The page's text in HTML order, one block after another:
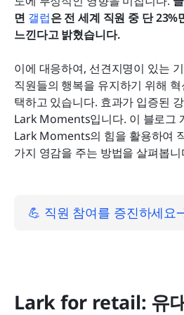
면 갤럽은 전 세계 직원 중 단
느낀다고 밝혔습니다.
이에 대응하여, 선견지명이 있는
직원들의 행복을 유지하기 위해
택하고 있습니다. 효과가 입증된
Lark Moments입니다. 이 블로그
Lark Moments의 힘을 활용하여
가지 영감을 주는 방법을 살펴봅니
💪 직원 참여를 증진하세요
Lark for retail: 유
발휘하다
결론